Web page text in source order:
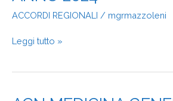
ACCORDI REGIONALI / mgrmazzoleni
MEDICINA
GENERALE
2024
Leggi tutto »